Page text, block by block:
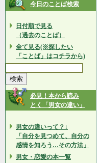
今日のことば検索
日付順で見る
（過去のことば）
全て見る(※探したい
「ことば」はコチラから)
必見！本から読み
とく「男女の違い」
男女の違いって？↓
「自分を見つめて、自分の
感情を知ろう…その方法」
男女・恋愛の本一覧